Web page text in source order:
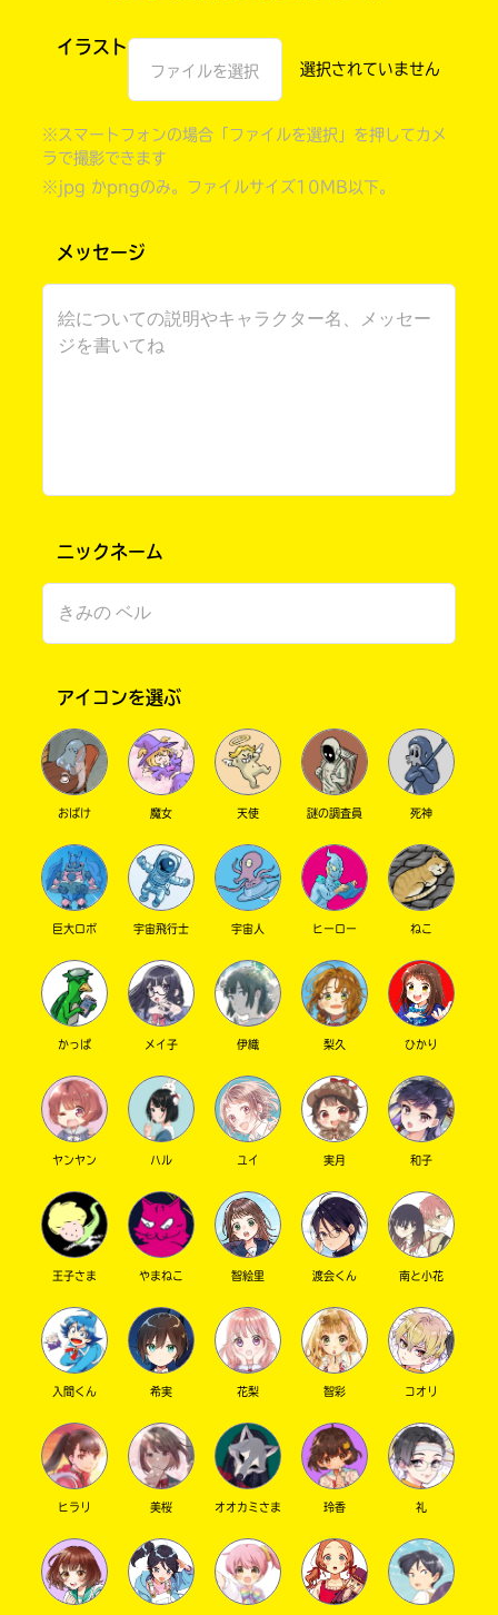
書店に届いた
このマチのことを
キミに
イラスト
ファイルを選択
※スマートフォンの場合「ファイルを選択」を押してカメ
ラで撮影できます
※jpg かpngのみ。ファイルサイズ10MB以下。
メッセージ
ニックネーム
アイコンを選ぶ
おばけ 魔女 天使 謎の調査員 死神
巨大ロボ 宇宙飛行士 宇宙人 ヒーロー ねこ
かっぱ メイ子 伊織 梨久 ひかり
ヤンヤン ハル ユイ 実月 和子
王子さま やまねこ 智絵里 渡会くん 南と小花
入間くん 希実 花梨 智彩 コオリ
ヒラリ 美桜 オオカミさま 玲香 礼